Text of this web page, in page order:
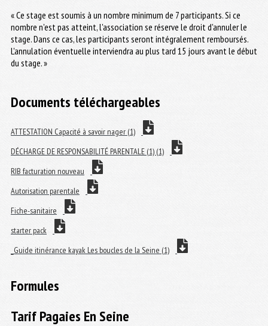
« Ce stage est soumis à un nombre minimum de 7 participants. Si ce
nombre n'est pas atteint, l'association se réserve le droit d'annuler le
stage. Dans ce cas, les participants seront intégralement remboursés.
L'annulation éventuelle interviendra au plus tard 15 jours avant le début
du stage. »
Documents téléchargeables
ATTESTATION Capacité à savoir nager (1)
DÉCHARGE DE RESPONSABILITÉ PARENTALE (1) (1)
RIB facturation nouveau
Autorisation parentale
Fiche-sanitaire
starter pack
_Guide itinérance kayak Les boucles de la Seine (1)
Formules
Tarif Pagaies En Seine